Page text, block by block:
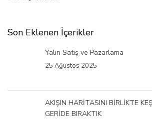
Son Eklenen İçerikler
Yalın Satış ve Pazarlama
25 Ağustos 2025
AKIŞIN HARİTASINI BİRLİKTE
GERİDE BIRAKTIK